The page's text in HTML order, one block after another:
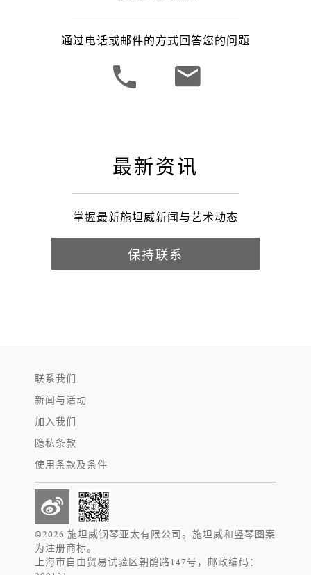
通过电话或邮件的方式回答您的问题
最新资讯
掌握最新施坦威新闻与艺术动态
保持联系
联系我们
新闻与活动
加入我们
隐私条款
使用条款及条件
©2026 施坦威钢琴亚太有限公司。施坦威和竖琴图案
为注册商标。
上海市自由贸易试验区朝鹃路147号，邮政编码：